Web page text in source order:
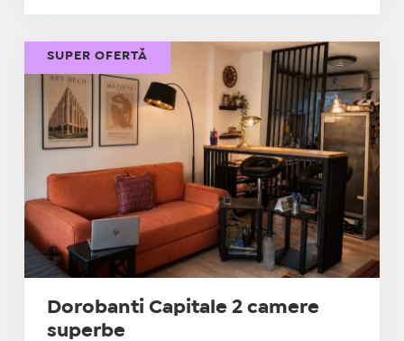
Dorobanti Capitale 2 camere
superbe
SUPER OFERTĂ